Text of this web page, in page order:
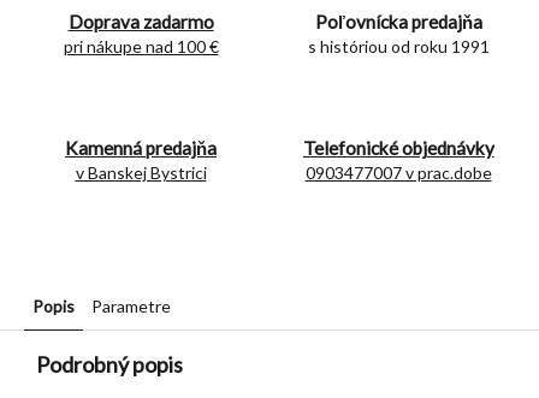
Doprava zadarmo
pri nákupe nad 100 €
Poľovnícka predajňa
s históriou od roku 1991
Kamenná predajňa
v Banskej Bystrici
Telefonické objednávky
0903477007 v prac.dobe
Popis Parametre
Podrobný popis